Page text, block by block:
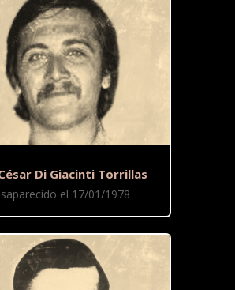
Di Giacinti Torrillas
el 17/01/1978